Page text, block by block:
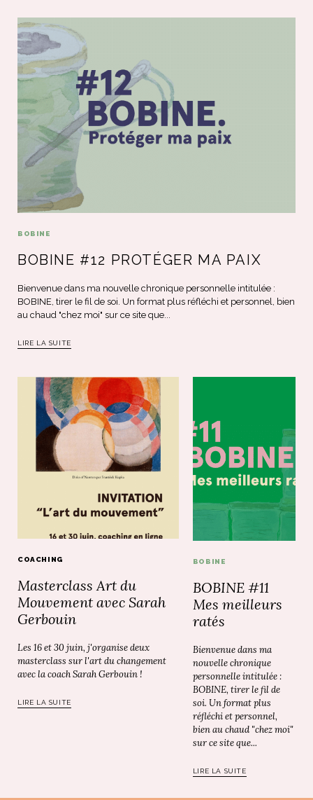
BOBINE
BOBINE #12 PROTÉGER MA PAIX
Bienvenue dans ma nouvelle chronique personnelle intitulée :
BOBINE, tirer le fil de soi. Un format plus réfléchi et personnel, bien
au chaud "chez moi" sur ce site que...
LIRE LA SUITE
COACHING
Masterclass Art du
Mouvement avec Sarah
Gerbouin
Les 16 et 30 juin, j'organise deux
masterclass sur l'art du changement
avec la coach Sarah Gerbouin !
LIRE LA SUITE
BOBINE
BOBINE #11
Mes meilleurs
ratés
Bienvenue dans ma
nouvelle chronique
personnelle intitulée :
BOBINE, tirer le fil de
soi. Un format plus
réfléchi et personnel,
bien au chaud "chez moi"
sur ce site que...
LIRE LA SUITE